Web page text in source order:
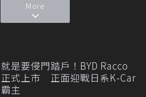
More
就是要侵門踏戶！BYD Racco
正式上市 正面迎戰日系K-Car
霸主